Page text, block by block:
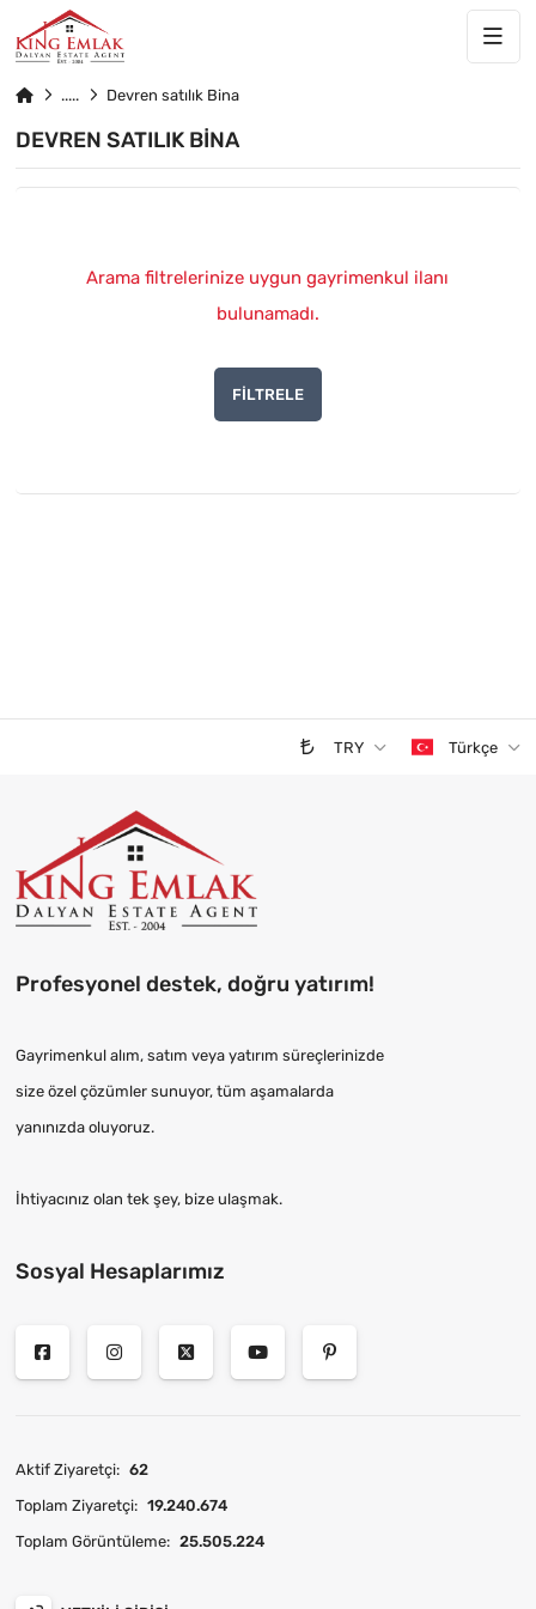
Devren satılık Bina
DEVREN SATILIK BINA
Arama filtrelerinize uygun gayrimenkul ilanı
bulunamadı.
FILTRELE
TRY Türkçe
Profesyonel destek, doğru yatırım!
Gayrimenkul alım, satım veya yatırım süreçlerinizde
size özel çözümler sunuyor, tüm aşamalarda
yanınızda oluyoruz.
İhtiyacınız olan tek şey, bize ulaşmak.
Sosyal Hesaplarımız
Aktif Ziyaretçi: 62
Toplam Ziyaretçi: 19.240.674
Toplam Görüntüleme: 25.505.224